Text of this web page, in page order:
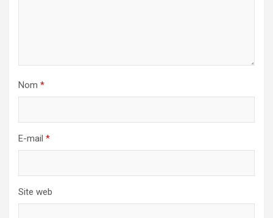
Nom *
E-mail *
Site web